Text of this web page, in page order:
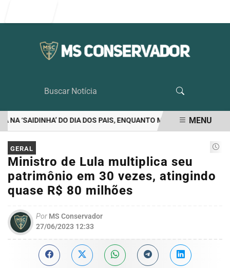
‘SAIDINHA’ DO DIA DOS PAIS, ENQUANTO MORAES VETA VISITA
EM ALTA
MENU
GERAL
Ministro de Lula multiplica seu
patrimônio em 30 vezes, atingindo
quase R$ 80 milhões
Por MS Conservador
27/06/2023 12:33